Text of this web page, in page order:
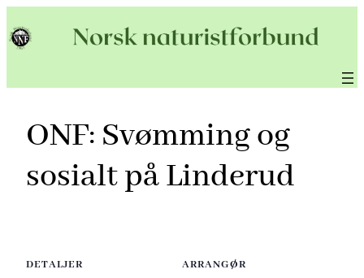
til
ONF: Svømming og
sosialt på Linderud
DETALJER ARRANGØR